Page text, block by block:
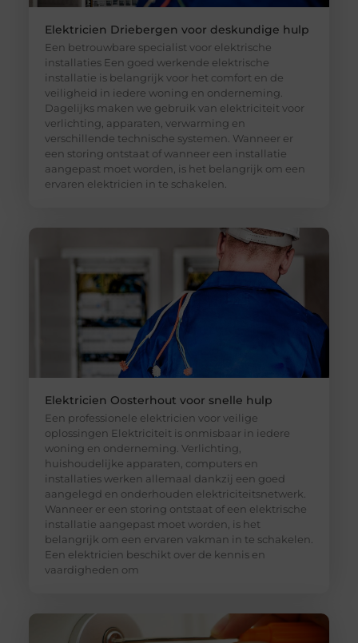
Elektricien Driebergen voor deskundige hulp
Een betrouwbare specialist voor elektrische
installaties Een goed werkende elektrische
installatie is belangrijk voor het comfort en de
veiligheid in iedere woning en onderneming.
Dagelijks maken we gebruik van elektriciteit voor
verlichting, apparaten, verwarming en
verschillende technische systemen. Wanneer er
een storing ontstaat of wanneer een installatie
aangepast moet worden, is het belangrijk om een
ervaren elektricien in te schakelen.
Elektricien Oosterhout voor snelle hulp
Een professionele elektricien voor veilige
oplossingen Elektriciteit is onmisbaar in iedere
woning en onderneming. Verlichting,
huishoudelijke apparaten, computers en
installaties werken allemaal dankzij een goed
aangelegd en onderhouden elektriciteitsnetwerk.
Wanneer er een storing ontstaat of een elektrische
installatie aangepast moet worden, is het
belangrijk om een ervaren vakman in te schakelen.
Een elektricien beschikt over de kennis en
vaardigheden om